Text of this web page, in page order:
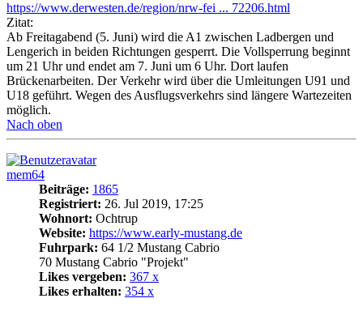
https://www.derwesten.de/region/nrw-fei ... 72206.html
Zitat:
Ab Freitagabend (5. Juni) wird die A1 zwischen Ladbergen und
Lengerich in beiden Richtungen gesperrt. Die Vollsperrung beginnt
um 21 Uhr und endet am 7. Juni um 6 Uhr. Dort laufen
Brückenarbeiten. Der Verkehr wird über die Umleitungen U91 und
U18 geführt. Wegen des Ausflugsverkehrs sind längere Wartezeiten
möglich.
Nach oben
mem64
Beiträge: 1865
Registriert: 26. Jul 2019, 17:25
Wohnort: Ochtrup
Website: https://www.early-mustang.de
Fuhrpark: 64 1/2 Mustang Cabrio
70 Mustang Cabrio "Projekt"
Likes vergeben: 367 x
Likes erhalten: 354 x